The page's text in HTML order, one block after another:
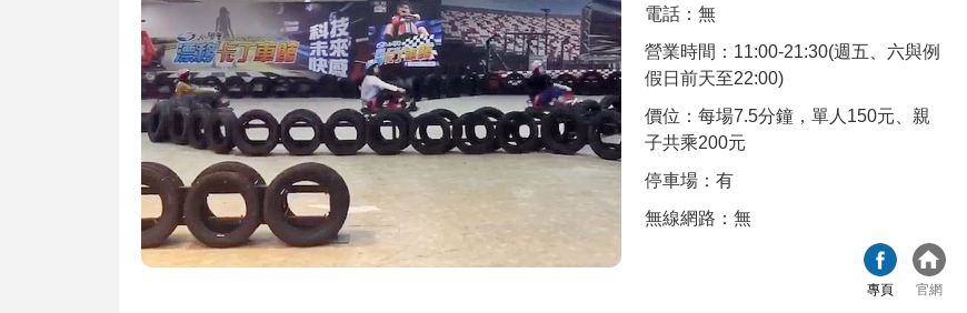
電話：無
營業時間：11:00-21:30(週五、六與例
假日前天至22:00)
價位：每場7.5分鐘，單人150元、親
子共乘200元
停車場：有
無線網路：無
專頁 官網